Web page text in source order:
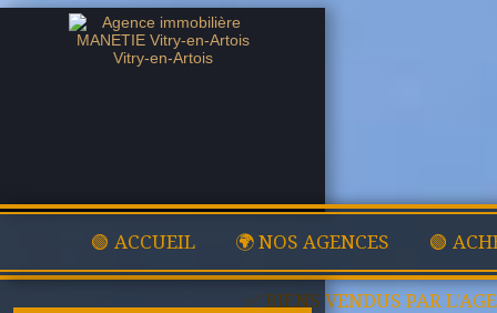
🟢 ACCUEIL 🌍 NOS AGENCES 🟢
✅ BIENS VENDUS PAR